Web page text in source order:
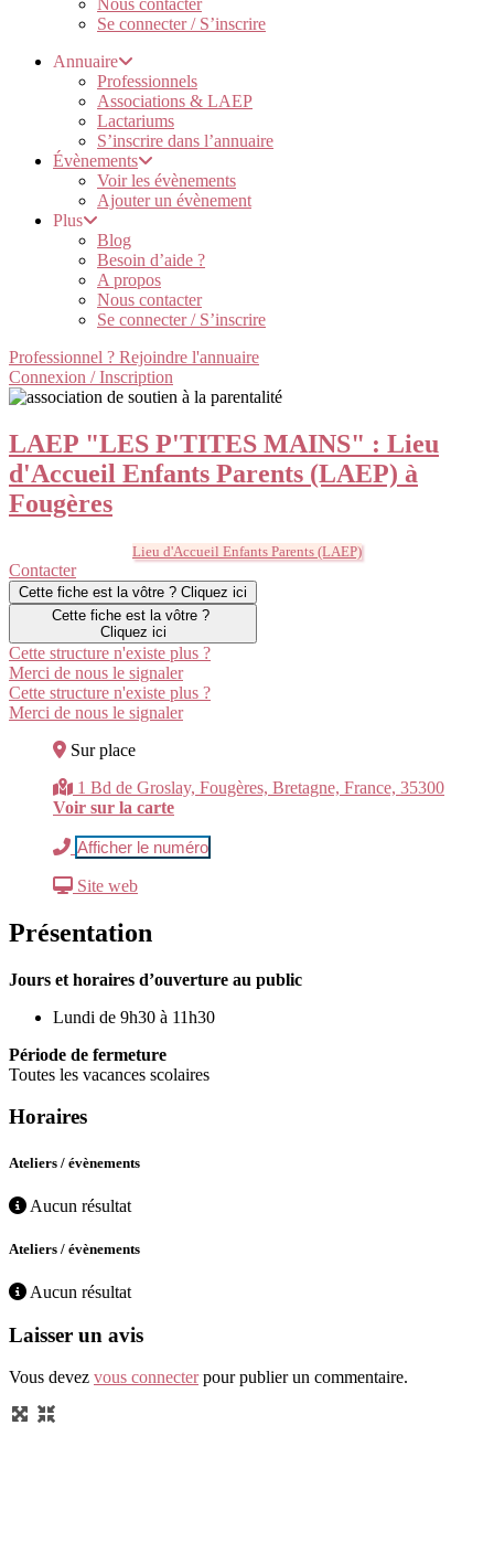
Nous contacter
Se connecter / S’inscrire
Annuaire
Professionnels
Associations & LAEP
Lactariums
S’inscrire dans l’annuaire
Évènements
Voir les évènements
Ajouter un évènement
Plus
Blog
Besoin d’aide ?
A propos
Nous contacter
Se connecter / S’inscrire
Professionnel ? Rejoindre l'annuaire
Connexion / Inscription
LAEP "LES P'TITES MAINS" : Lieu
d'Accueil Enfants Parents (LAEP) à
Fougères
Lieu d'Accueil Enfants Parents (LAEP)
Contacter
Cette fiche est la vôtre ? Cliquez ici
Cette fiche est la vôtre ?
Cliquez ici
Cette structure n'existe plus ?
Merci de nous le signaler
Cette structure n'existe plus ?
Merci de nous le signaler
Sur place
1 Bd de Groslay, Fougères, Bretagne, France, 35300
Voir sur la carte
Afficher le numéro
Site web
Présentation
Jours et horaires d’ouverture au public
Lundi de 9h30 à 11h30
Période de fermeture
Toutes les vacances scolaires
Horaires
Ateliers / évènements
Aucun résultat
Ateliers / évènements
Aucun résultat
Laisser un avis
Vous devez vous connecterpour publier un commentaire.